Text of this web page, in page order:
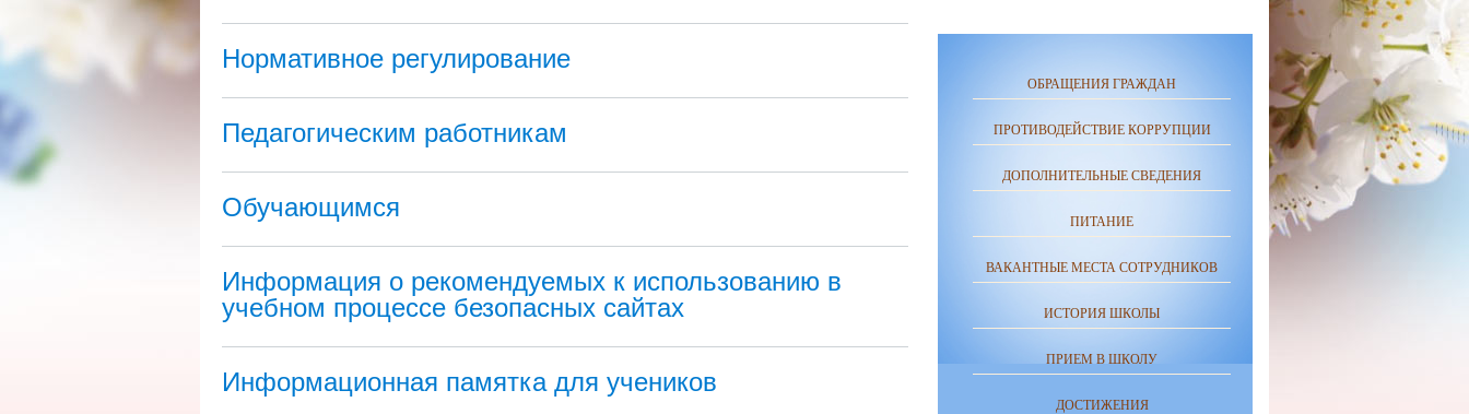
Нормативное регулирование
Педагогическим работникам
Обучающимся
Информация о рекомендуемых к использованию в
учебном процессе безопасных сайтах
Информационная памятка для учеников
ОБРАЩЕНИЯ ГРАЖДАН
ПРОТИВОДЕЙСТВИЕ КОРРУПЦИИ
ДОПОЛНИТЕЛЬНЫЕ СВЕДЕНИЯ
ПИТАНИЕ
ВАКАНТНЫЕ МЕСТА СОТРУДНИКОВ
ИСТОРИЯ ШКОЛЫ
ПРИЕМ В ШКОЛУ
ДОСТИЖЕНИЯ